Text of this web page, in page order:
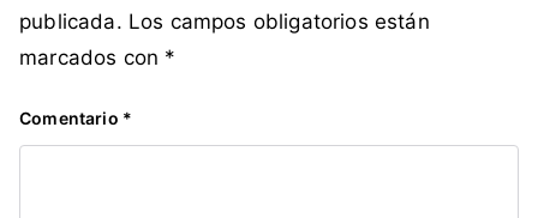
i
ó
publicada. Los campos obligatorios están
marcados con *
Comentario *